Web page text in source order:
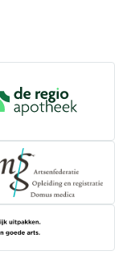
De Regio